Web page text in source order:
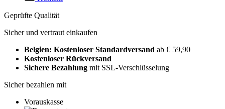
Geprüfte Qualität
Sicher und vertraut einkaufen
Belgien: Kostenloser Standardversand ab € 59,90
Kostenloser Rückversand
Sichere Bezahlung mit SSL-Verschlüsselung
Sicher bezahlen mit
Vorauskasse